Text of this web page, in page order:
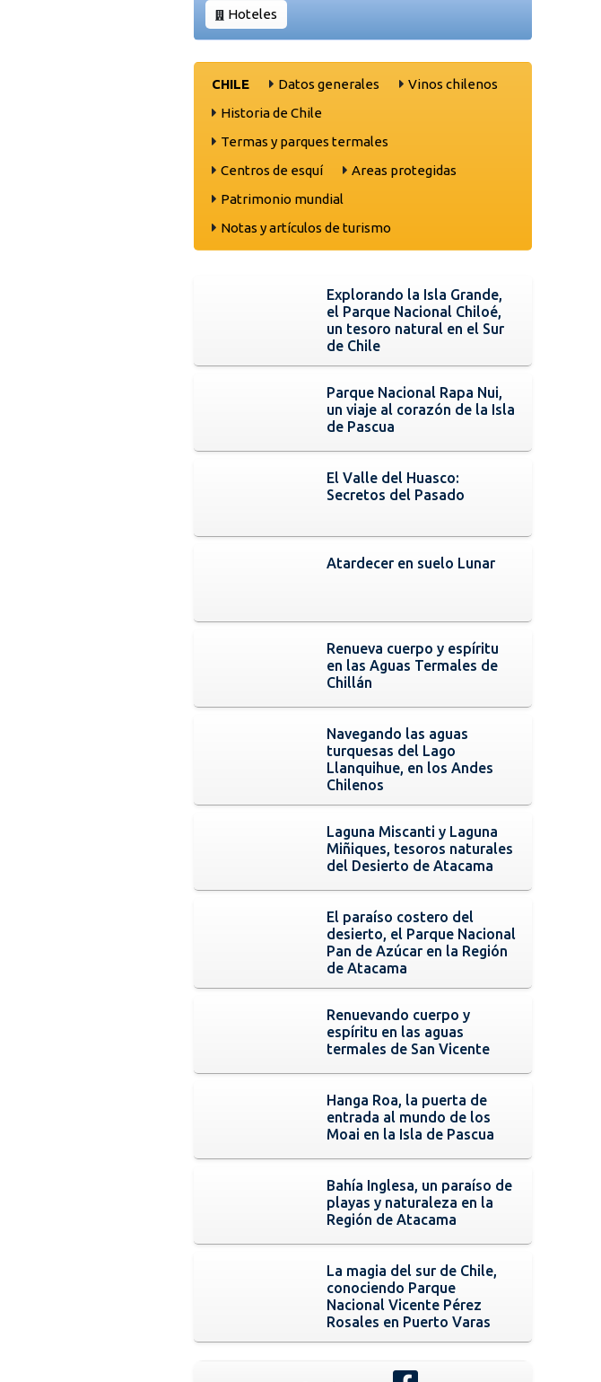
Hoteles
CHILE Datos generales
Vinos chilenos
Historia de Chile
Termas y parques termales
Centros de esquí
Areas protegidas
Patrimonio mundial
Notas y artículos de turismo
Explorando la Isla Grande,
el Parque Nacional Chiloé,
un tesoro natural en el Sur
de Chile
Parque Nacional Rapa Nui,
un viaje al corazón de la Isla
de Pascua
El Valle del Huasco:
Secretos del Pasado
Atardecer en suelo Lunar
Renueva cuerpo y espíritu
en las Aguas Termales de
Chillán
Navegando las aguas
turquesas del Lago
Llanquihue, en los Andes
Chilenos
Laguna Miscanti y Laguna
Miñiques, tesoros naturales
del Desierto de Atacama
El paraíso costero del
desierto, el Parque Nacional
Pan de Azúcar en la Región
de Atacama
Renuevando cuerpo y
espíritu en las aguas
termales de San Vicente
Hanga Roa, la puerta de
entrada al mundo de los
Moai en la Isla de Pascua
Bahía Inglesa, un paraíso de
playas y naturaleza en la
Región de Atacama
La magia del sur de Chile,
conociendo Parque
Nacional Vicente Pérez
Rosales en Puerto Varas